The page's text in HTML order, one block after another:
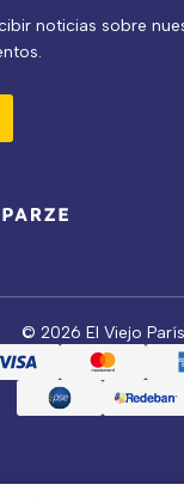
noticias sobre
© 2026 El Viejo París